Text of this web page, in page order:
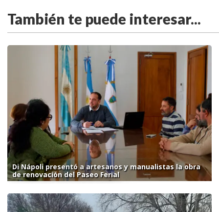
También te puede interesar...
Di Nápoli presentó a artesanos y manualistas la obra
de renovación del Paseo Ferial